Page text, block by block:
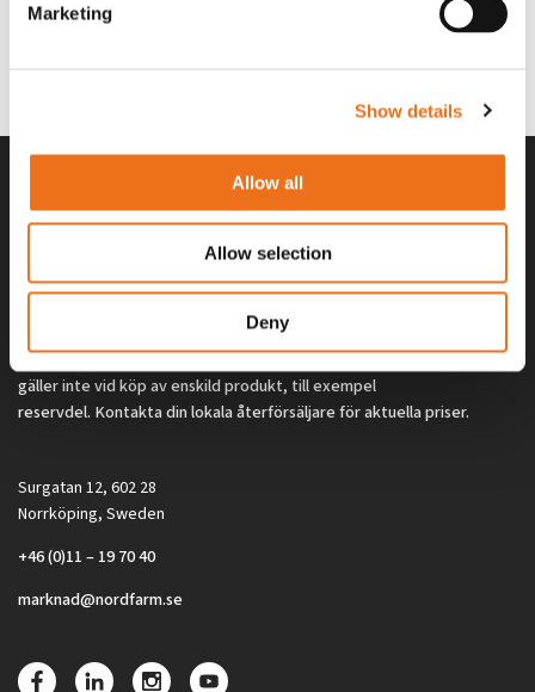
Marketing
Show details
Allow all
Allow selection
Deny
Alla priser på tillbehör och tillval gäller vid köp av ny maskin. Priserna
gäller inte vid köp av enskild produkt, till exempel
reservdel. Kontakta din lokala återförsäljare för aktuella priser.
Surgatan 12, 602 28
Norrköping, Sweden
+46 (0)11 – 19 70 40
marknad@nordfarm.se